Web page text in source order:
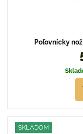
Poľovnícky
SKLADOM